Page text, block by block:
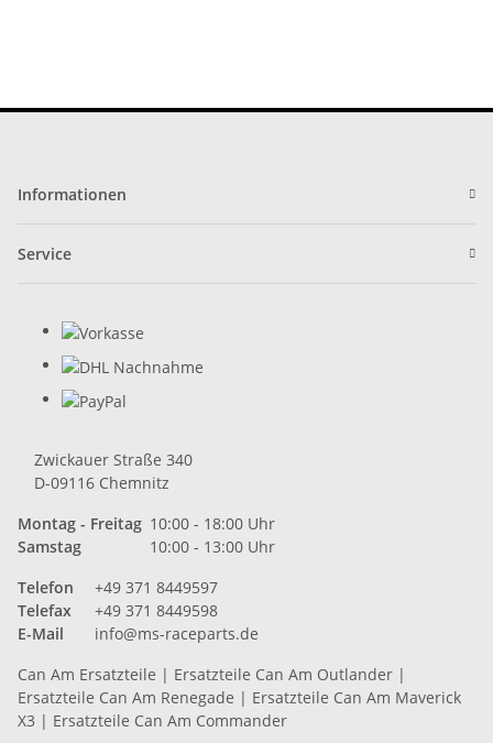
Informationen
Service
Zwickauer Straße 340
D-09116 Chemnitz
Montag - Freitag 10:00 - 18:00 Uhr
Samstag
10:00 - 13:00 Uhr
Telefon
+49 371 8449597
Telefax
+49 371 8449598
E-Mail
info@ms-raceparts.de
Can Am Ersatzteile | Ersatzteile Can Am Outlander |
Ersatzteile Can Am Renegade | Ersatzteile Can Am Maverick
X3 | Ersatzteile Can Am Commander